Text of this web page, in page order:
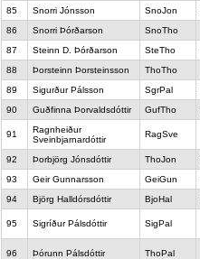
85 Snorri Jónsson SnoJon
86
Snorri Þórðarson SnoTho
87
Steinn D. Þórðarson SteTho
88
Þorsteinn Þorsteinsson ThoTho
89
Sigurður Pálsson SgrPal
90
Guðfinna Þorvaldsdóttir GufTho
91
Ragnheiður
Sveinbjarnardóttir
RagSve
92 Þorbjörg Jónsdóttir ThoJon
93
Geir Gunnarsson GeiGun
94
Björg Halldórsdóttir BjoHal
95 Sigríður Pálsdóttir SigPal
96 Þórunn Pálsdóttir ThoPal